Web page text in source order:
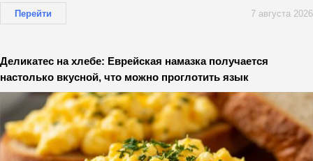
Перейти 7 августа 2026
Деликатес на хлебе: Еврейская намазка получается
настолько вкусной, что можно проглотить язык